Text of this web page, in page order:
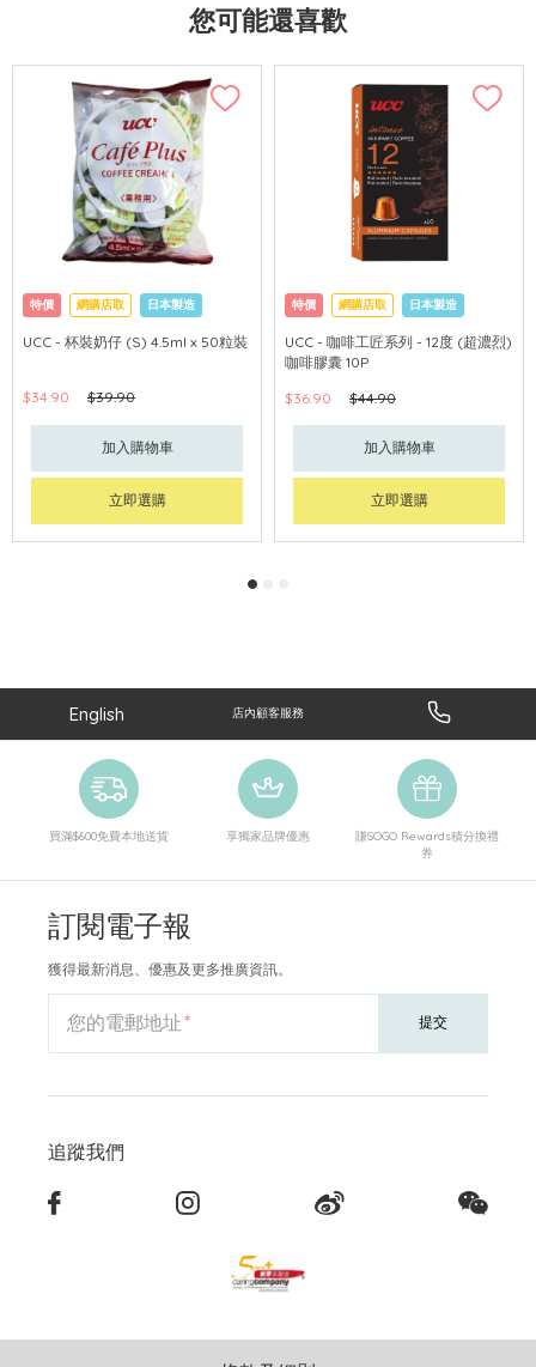
您可能還喜歡
特價 網購店取 日本製造
UCC - 杯裝奶仔 (S) 4.5ml x 50粒裝
$34.90 $39.90
加入購物車
立即選購
特價 網購店取 日本製造
UCC - 咖啡工匠系列 - 12度 (超濃烈)
咖啡膠囊 10P
$36.90
$44.90
加入購物車
立即選購
English 店內顧客服務
買滿$600免費本地送貨 享獨家品牌優惠
賺SOGO Rewards積分換禮
券
訂閱電子報
獲得最新消息、優惠及更多推廣資訊。
您的電郵地址 提交
追蹤我們